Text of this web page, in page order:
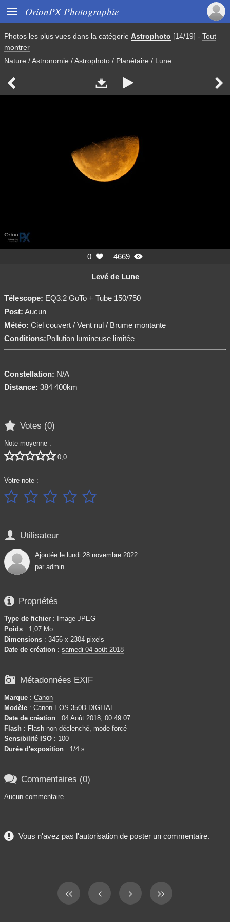
 OrionPX Photographie
Photos les plus vues dans la catégorie Astrophoto [14/19] - Tout
montrer
Nature / Astronomie /Astrophoto / Planétaire / Lune
   
0  4669 
Levé de Lune
Télescope: EQ3.2 GoTo + Tube 150/750
Post: Aucun
Météo: Ciel couvert / Vent nul / Brume montante
Conditions:Pollution lumineuse limitée
Constellation: N/A
Distance: 384 400km
 Votes (0)
Note moyenne :
 0,0
Votre note :
    
 Utilisateur
Ajoutée le lundi 28 novembre 2022
par admin
 Propriétés
Type de fichier : Image JPEG
Poids : 1,07 Mo
Dimensions : 3456 x 2304 pixels
Date de création : samedi 04 août 2018
 Métadonnées EXIF
Marque : Canon
Modèle : Canon EOS 350D DIGITAL
Date de création : 04 Août 2018, 00:49:07
Flash : Flash non déclenché, mode forcé
Sensibilité ISO : 100
Durée d'exposition : 1/4 s
 Commentaires (0)
Aucun commentaire.
Vous n'avez pas l'autorisation de poster un commentaire.